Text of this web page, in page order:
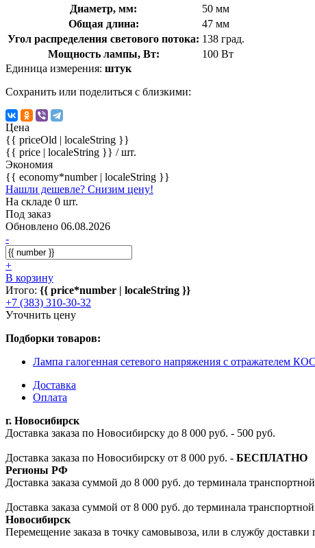
Диаметр, мм:
50 мм
Общая длина:
47 мм
Угол распределения светового потока: 138 град.
Мощность лампы, Вт:
100 Вт
Единица измерения: штук
Сохранить или поделиться с близкими:
Цена
{{ priceOld | localeString }}
{{ price | localeString }} / шт.
Экономия
{{ economy*number | localeString }}
Нашли дешевле? Снизим цену!
На складе 0 шт.
Под заказ
Обновлено 06.08.2026
-
+
В корзину
Итого: {{ price*number | localeString }}
+7 (383) 310-30-32
Уточнить цену
Подборки товаров:
Лампа галогенная сетевого напряжения с отражателем
Доставка
Оплата
г. Новосибирск
Доставка заказа по Новосибирску до 8 000 руб. - 500 руб.
Доставка заказа по Новосибирску от 8 000 руб. - БЕСПЛАТНО
Регионы РФ
Доставка заказа суммой до 8 000 руб. до терминала
Доставка заказа суммой от 8 000 руб. до терминала
Новосибирск
Перемещение заказа в точку самовывоза, или в службу доставки